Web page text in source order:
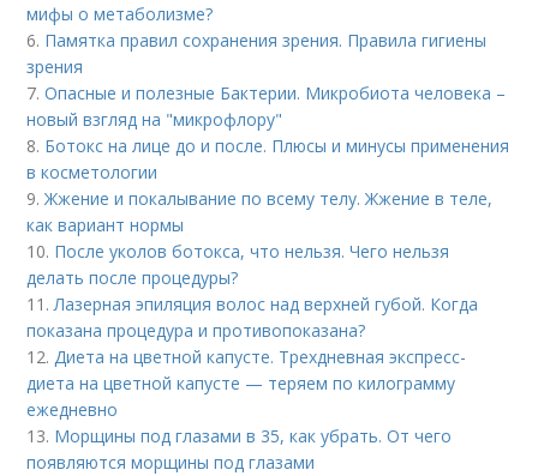
мифы о метаболизме?
6. Памятка правил сохранения зрения. Правила гигиены
зрения
7.Опасные и полезные Бактерии. Микробиота человека –
новый взгляд на "микрофлору"
8. Ботокс на лице до и после. Плюсы и минусы применения
в косметологии
9.Жжение и покалывание по всему телу. Жжение в теле,
как вариант нормы
10. После уколов ботокса, что нельзя. Чего нельзя
делать после процедуры?
11.Лазерная эпиляция волос над верхней губой. Когда
показана процедура и противопоказана?
12.Диета на цветной капусте. Трехдневная экспресс-
диета на цветной капусте — теряем по килограмму
ежедневно
13. Морщины под глазами в 35, как убрать. От чего
появляются морщины под глазами